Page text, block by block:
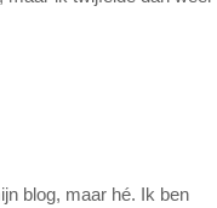
blog, maar hé. Ik ben